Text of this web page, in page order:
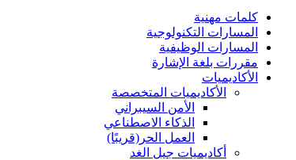
كلمات مهنية
المسارات التكنولوجية
المسارات الوظيفية
مقررات بلغة الإشارة
الأكاديميات
الأكاديميات المتخصصة
الأمن السيبراني
الذكاء الاصطناعي
العمل الحر(قريبًا)
أكاديميات جيل الغد